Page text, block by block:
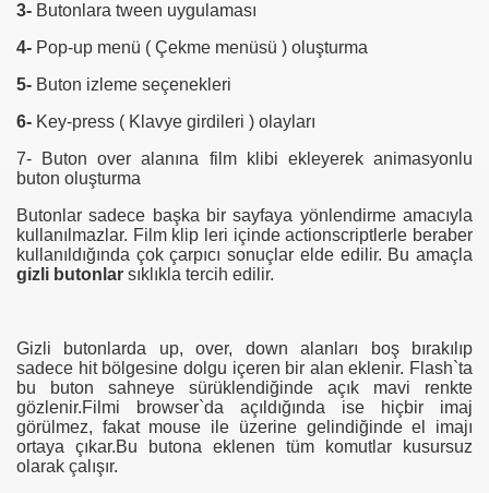
3- Butonlara tween uygulaması
4- Pop-up menü ( Çekme menüsü ) oluşturma
5- Buton izleme seçenekleri
6- Key-press ( Klavye girdileri ) olayları
7- Buton over alanına film klibi ekleyerek animasyonlu
buton oluşturma
Butonlar sadece başka bir sayfaya yönlendirme amacıyla
kullanılmazlar. Film klip leri içinde actionscriptlerle beraber
kullanıldığında çok çarpıcı sonuçlar elde edilir. Bu amaçla
gizli butonlar sıklıkla tercih edilir.
Gizli butonlarda up, over, down alanları boş bırakılıp
sadece hit bölgesine dolgu içeren bir alan eklenir. Flash`ta
bu buton sahneye sürüklendiğinde açık mavi renkte
gözlenir.Filmi browser`da açıldığında ise hiçbir imaj
görülmez, fakat mouse ile üzerine gelindiğinde el imajı
ortaya çıkar.Bu butona eklenen tüm komutlar kusursuz
olarak çalışır.